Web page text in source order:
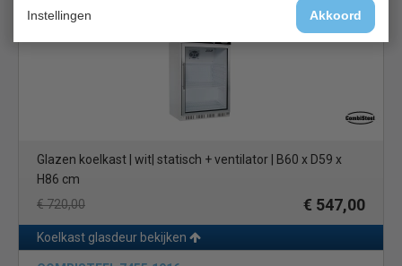
Instellingen Akkoord
Combisteel 7450.0552
Glazen koelkast | wit| statisch + ventilator | B60 x D59 x
H86 cm
€ 720,00
€ 547,00
Koelkast glasdeur bekijken